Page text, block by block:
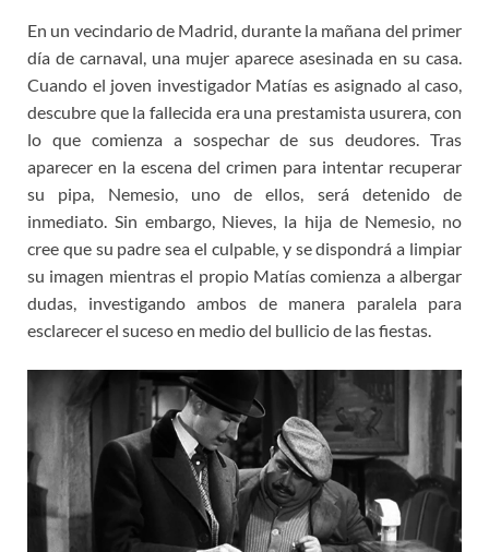
c
e
b
o
o
k
i
t
t
e
r
s
t
o
d
o
n
p
y
L
i
k
n
e
a
m
e
n
t
e
r
e
s
t
En un vecindario de Madrid, durante la mañana del primer
día de carnaval, una mujer aparece asesinada en su casa.
Cuando el joven investigador Matías es asignado al caso,
descubre que la fallecida era una prestamista usurera, con
lo que comienza a sospechar de sus deudores. Tras
aparecer en la escena del crimen para intentar recuperar
su pipa, Nemesio, uno de ellos, será detenido de
inmediato. Sin embargo, Nieves, la hija de Nemesio, no
cree que su padre sea el culpable, y se dispondrá a limpiar
su imagen mientras el propio Matías comienza a albergar
dudas, investigando ambos de manera paralela para
esclarecer el suceso en medio del bullicio de las fiestas.